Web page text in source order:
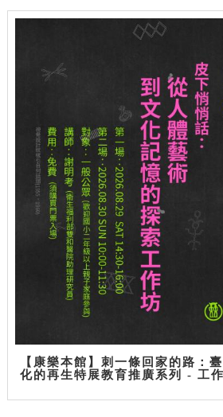
【康樂本館】刺一條回家的路：
化的再生特展教育推廣系列 - 工